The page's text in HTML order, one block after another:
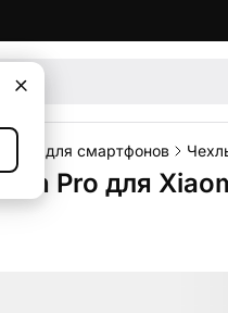
для смартфонов
Pro для